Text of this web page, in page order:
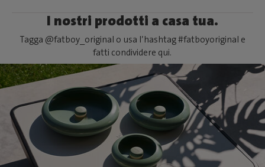
I nostri prodotti a casa tua.
Tagga @fatboy_original o usa l’hashtag #fatboyoriginal e
fatti condividere qui.